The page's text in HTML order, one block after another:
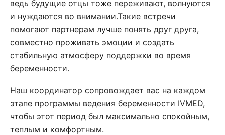
ведь будущие отцы тоже переживают, волнуются
и нуждаются во внимании.Такие встречи
помогают партнерам лучше понять друг друга,
совместно проживать эмоции и создать
стабильную атмосферу поддержки во время
беременности.
Наш координатор сопровождает вас на каждом
этапе программы ведения беременности IVMED,
чтобы этот период был максимально спокойным,
теплым и комфортным.